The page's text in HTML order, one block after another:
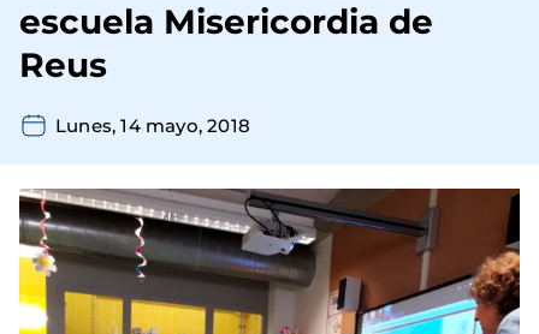
escuela Misericordia de
Reus
Lunes, 14 mayo, 2018